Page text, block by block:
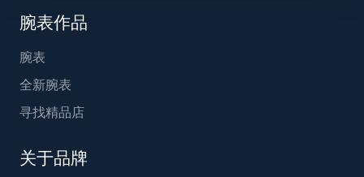
腕表作品
腕表
全新腕表
寻找精品店
关于品牌